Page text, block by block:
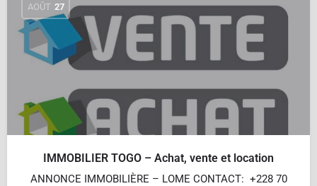
AOÛT 27
IMMOBILIER TOGO – Achat, vente et location
ANNONCE IMMOBILIÈRE – LOME CONTACT: +228 70